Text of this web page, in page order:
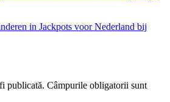
in Jackpots voor Nederland bij
publicată. Câmpurile obligatorii sunt